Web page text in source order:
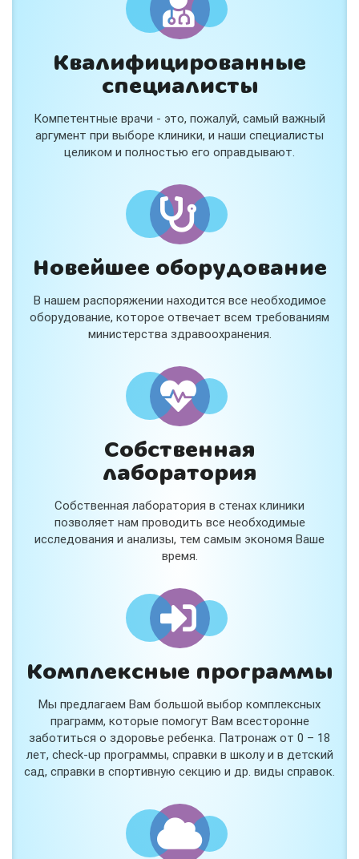
Квалифицированные
специалисты
Компетентные врачи - это, пожалуй, самый важный
аргумент при выборе клиники, и наши специалисты
целиком и полностью его оправдывают.
Новейшее оборудование
В нашем распоряжении находится все необходимое
оборудование, которое отвечает всем требованиям
министерства здравоохранения.
Собственная
лаборатория
Собственная лаборатория в стенах клиники
позволяет нам проводить все необходимые
исследования и анализы, тем самым экономя Ваше
время.
Комплексные программы
Мы предлагаем Вам большой выбор комплексных
праграмм, которые помогут Вам всесторонне
заботиться о здоровье ребенка. Патронаж от 0 – 18
лет, check-up программы, справки в школу и в детский
сад, справки в спортивную секцию и др. виды справок.
Консультация ортопеда +
тейпирование за 1 приём
Вас или вашего ребёнка беспокоят:
- боли в спине, шее, коленях или ногах?
- дискомфорт после спорта и нагрузок?
В «Медлэнд» принимает известный ортопед-
травматолог Шехмаметьев Али Зарефуллович
В прием входит:
✔️ Осмотр и консультация врача
✔️ Рекомендации по вашей ситуации
✔️Тейпирование
спортсменам и беременным женщинам.
Специальная цена — 3000 ₽.
и расскажем подробнее!
Нет, спасибо
Я согласен на обработкуперсональных данных
Работает наСтримвуд